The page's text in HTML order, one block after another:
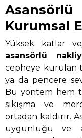
Kurumsal
Yüksek katlar
asansörlü
cepheye kurulan
ya da pencere
Bu yöntem hem
sıkışma ve
ortadan kaldırır.
uygunluğu ve